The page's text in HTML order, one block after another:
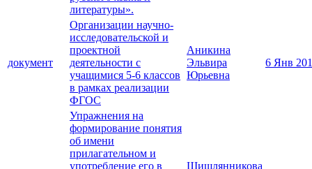
литературы».
документ
Организации научно-
исследовательской и
проектной
деятельности с
учащимися 5-6 классов
в рамках реализации
ФГОС
Аникина
Эльвира
Юрьевна
6 Янв
Упражнения на
формирование понятия
об имени
прилагательном и
употребление его в
Шишлянникова